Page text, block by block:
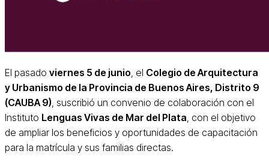
El pasado viernes 5 de junio , el Colegio de Arquitectura
y Urbanismo de la Provincia de Buenos Aires, Distrito 9
(CAUBA 9) , suscribió un convenio de colaboración con el
Instituto Lenguas Vivas de Mar del Plata , con el objetivo
de ampliar los beneficios y oportunidades de capacitación
para la matrícula y sus familias directas.